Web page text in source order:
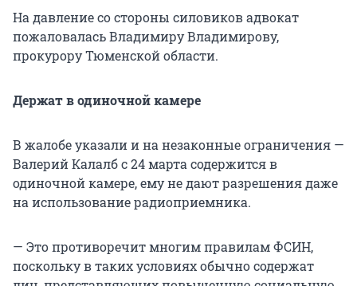
На давление со стороны силовиков адвокат
пожаловалась Владимиру Владимирову,
прокурору Тюменской области.
Держат в одиночной камере
В жалобе указали и на незаконные ограничения —
Валерий Калалб с 24 марта содержится в
одиночной камере, ему не дают разрешения даже
на использование радиоприемника.
— Это противоречит многим правилам ФСИН,
поскольку в таких условиях обычно содержат